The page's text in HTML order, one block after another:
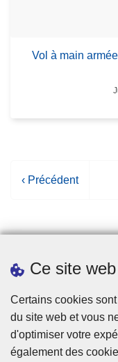
Ce site
Certains cookies
du site web et vous
d'optimiser votre
également des
Vol à main
P
e
r
c
é
d
e
‹ Précédent